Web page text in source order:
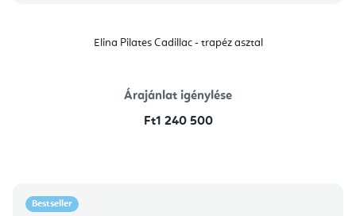
Elina Pilates Cadillac - trapéz asztal
Árajánlat igénylése
Ft1 240 500
Bestseller